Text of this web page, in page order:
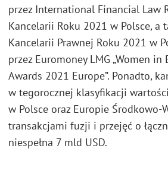
przez International Financial Law
Kancelarii Roku 2021 w Polsce, a
Kancelarii Prawnej Roku 2021 w
przez Euromoney LMG „Women in
Awards 2021 Europe”. Ponadto,
w tegorocznej klasyfikacji
w Polsce oraz Europie Środkowo-
transakcjami fuzji i przejęć o
niespełna 7 mld USD.